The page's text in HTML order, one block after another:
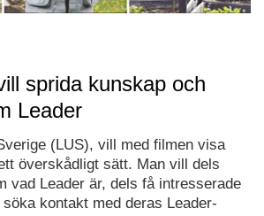
sprida kunskap och
Leader
(LUS), vill med filmen visa
överskådligt sätt. Man vill dels
vad Leader är, dels få intresserade
kontakt med deras Leader-